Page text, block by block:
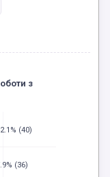
(40)
(36)
з